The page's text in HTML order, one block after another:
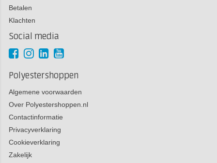
Betalen
Klachten
Social media
Polyestershoppen
Algemene voorwaarden
Over Polyestershoppen.nl
Contactinformatie
Privacyverklaring
Cookieverklaring
Zakelijk